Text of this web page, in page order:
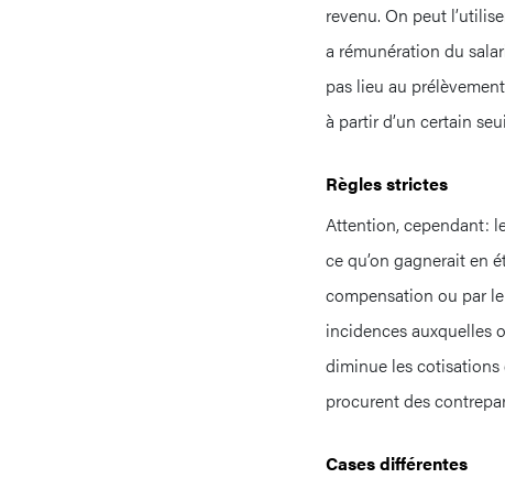
revenu. On peut
a rémunération du
pas lieu au
à partir d’un certain
Règles strictes
Attention, cependant:
ce qu’on gagnerait en
compensation ou par
incidences auxquelles
diminue les cotisations
procurent des
Cases différentes